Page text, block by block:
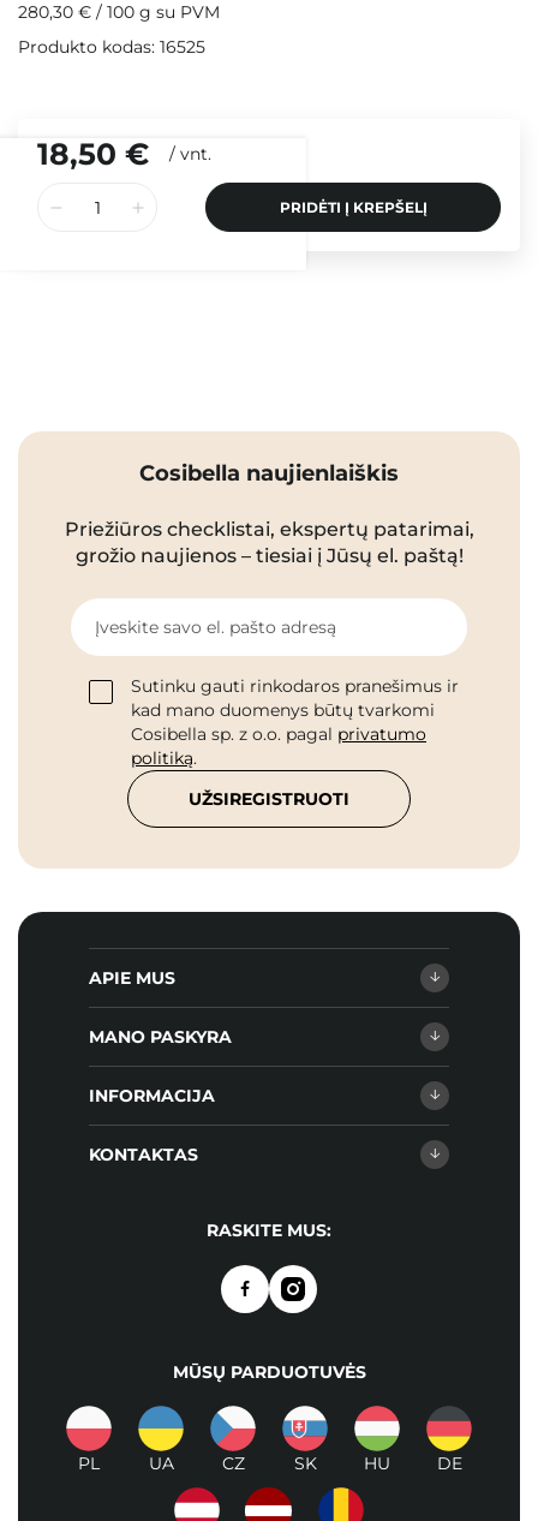
18,50 € / vnt.
PRIDĖTI Į KREPŠELĮ
280,30 € / 100 g su PVM
Produkto kodas: 16525
Cosibella naujienlaiškis
Priežiūros checklistai, ekspertų patarimai,
grožio naujienos – tiesiai į Jūsų el. paštą!
Įveskite savo el. pašto adresą
Sutinku gauti rinkodaros pranešimus ir
kad mano duomenys būtų tvarkomi
Cosibella sp. z o.o. pagal privatumo
politiką.
UŽSIREGISTRUOTI
APIE MUS
MANO PASKYRA
INFORMACIJA
KONTAKTAS
RASKITE MUS:
MŪSŲ PARDUOTUVĖS
PL UA CZ SK HU DE